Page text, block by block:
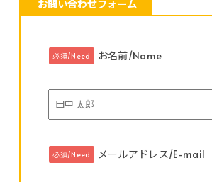
お問い合わせフォーム
必須/Need お名前/Name
必須/Need メールアドレス/E-mail